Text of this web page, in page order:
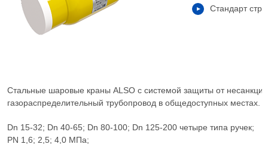
Стандарт
Стальные шаровые краны ALSO с системой защиты от
газораспределительный трубопровод в общедоступных местах.
Dn 15-32; Dn 40-65; Dn 80-100; Dn 125-200 четыре типа ручек;
PN 1,6; 2,5; 4,0 МПа;